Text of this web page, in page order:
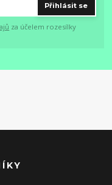
Přihlásit se
za účelem rozesílky